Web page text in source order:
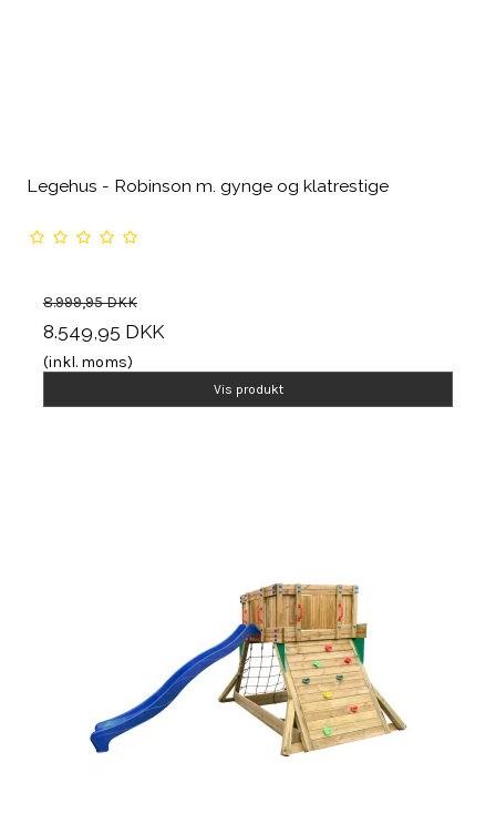
Legehus - Robinson m. gynge og klatrestige
8.999,95 DKK
8.549,95 DKK
(inkl. moms)
Vis produkt